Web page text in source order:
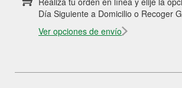
Día Siguiente a Domicilio o Recoger
Ver opciones de envío